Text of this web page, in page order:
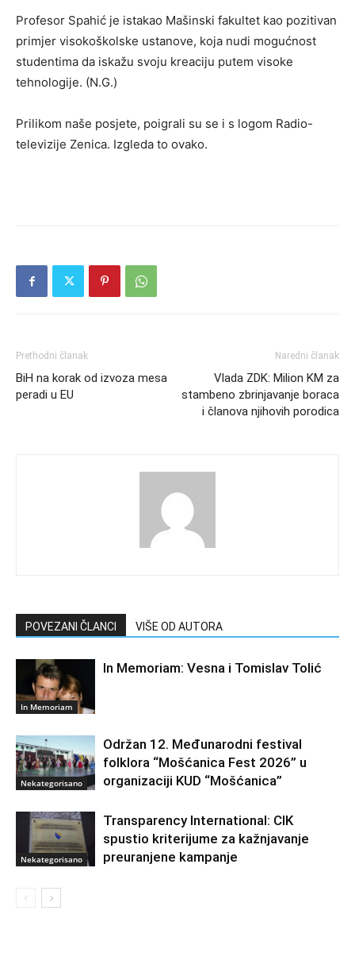
Profesor Spahić je istakao Mašinski fakultet kao pozitivan
primjer visokoškolske ustanove, koja nudi mogućnost
studentima da iskažu svoju kreaciju putem visoke
tehnologije. (N.G.)
Prilikom naše posjete, poigrali su se i s logom Radio-
televizije Zenica. Izgleda to ovako.
Prethodni članak
BiH na korak od izvoza mesa
peradi u EU
Naredni članak
Vlada ZDK: Milion KM za
stambeno zbrinjavanje boraca
i članova njihovih porodica
POVEZANI ČLANCI VIŠE OD AUTORA
In Memoriam
In Memoriam: Vesna i Tomislav Tolić
Nekategorisano
Održan 12. Međunarodni festival
folklora “Mošćanica Fest 2026” u
organizaciji KUD “Mošćanica”
Nekategorisano
Transparency International: CIK
spustio kriterijume za kažnjavanje
preuranjene kampanje